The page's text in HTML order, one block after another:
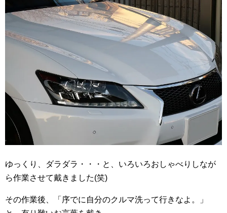
ゆっくり、ダラダラ・・・と、いろいろおしゃべりしなが
ら作業させて戴きました(笑)
その作業後、「序でに自分のクルマ洗って行きなよ。」